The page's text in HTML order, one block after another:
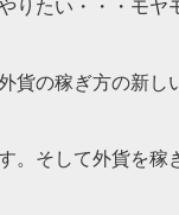
りたい・・・モヤ
貨の稼ぎ方の新し
。そして外貨を稼